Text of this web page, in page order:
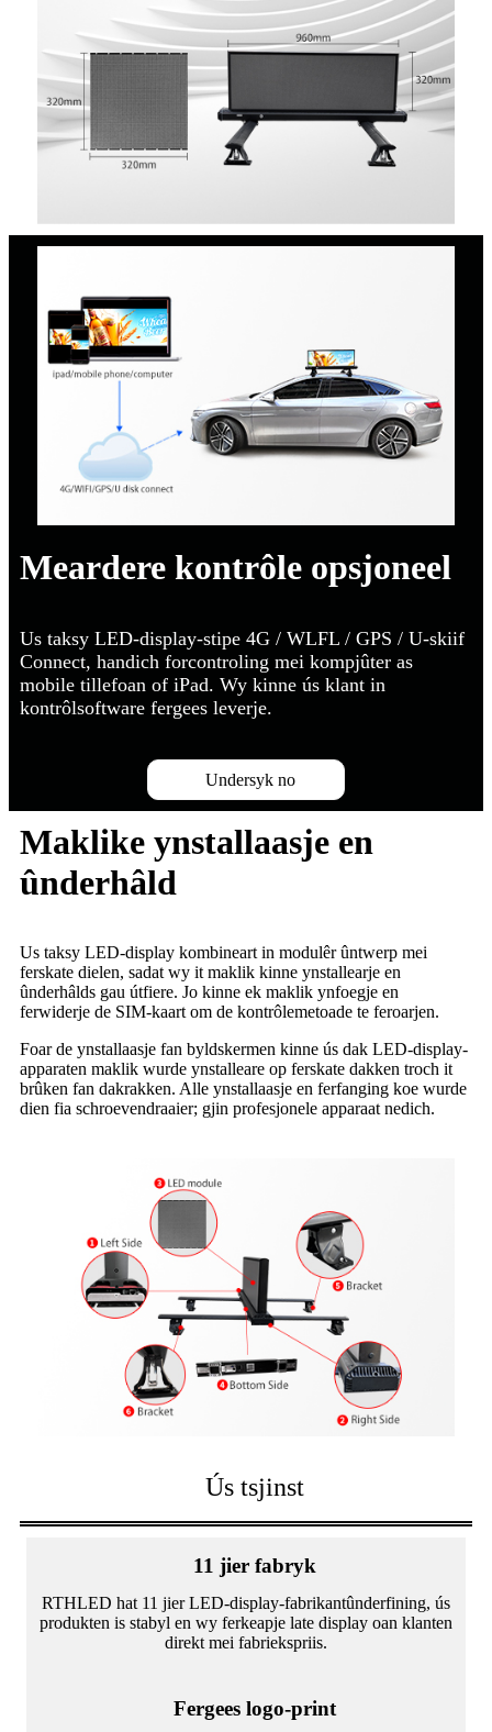
Meardere kontrôle opsjoneel
Us taksy LED-display-stipe 4G / WLFL / GPS / U-skiif
Connect, handich forcontroling mei kompjûter as
mobile tillefoan of iPad. Wy kinne ús klant in
kontrôlsoftware fergees leverje.
Undersyk no
Maklike ynstallaasje en
ûnderhâld
Us taksy LED-display kombineart in modulêr ûntwerp mei
ferskate dielen, sadat wy it maklik kinne ynstallearje en
ûnderhâlds gau útfiere. Jo kinne ek maklik ynfoegje en
ferwiderje de SIM-kaart om de kontrôlemetoade te feroarjen.
Foar de ynstallaasje fan byldskermen kinne ús dak LED-display-
apparaten maklik wurde ynstalleare op ferskate dakken troch it
brûken fan dakrakken. Alle ynstallaasje en ferfanging koe wurde
dien fia schroevendraaier; gjin profesjonele apparaat nedich.
Ús tsjinst
11 jier fabryk
RTHLED hat 11 jier LED-display-fabrikantûnderfining, ús
produkten is stabyl en wy ferkeapje late display oan klanten
direkt mei fabriekspriis.
Fergees logo-print